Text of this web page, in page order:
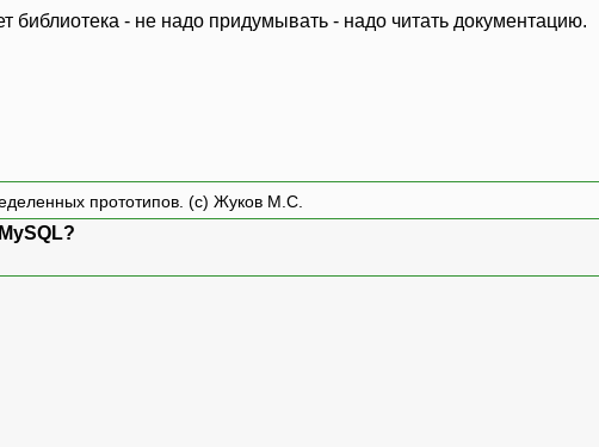
библиотека - не надо придумывать - надо читать документацию.
прототипов. (с) Жуков М.С.